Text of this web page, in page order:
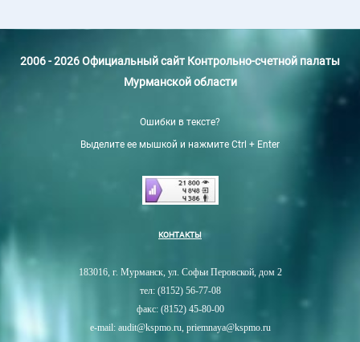
2006 - 2026 Официальный сайт Контрольно-счетной палаты
Мурманской области
Ошибки в тексте?
Выделите ее мышкой и нажмите Ctrl + Enter
КОНТАКТЫ
183016, г. Мурманск, ул. Софьи Перовской, дом 2
тел: (8152) 56-77-08
факс: (8152) 45-80-00
e-mail: audit@kspmo.ru, priemnaya@kspmo.ru